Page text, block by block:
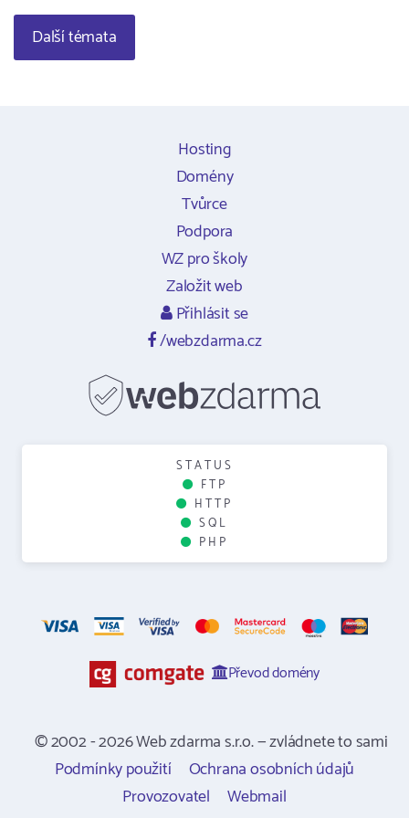
Další témata
Hosting
Domény
Tvůrce
Podpora
WZ pro školy
Založit web
Přihlásit se
/webzdarma.cz
STATUS
FTP
HTTP
SQL
PHP
Převod domény
© 2002 - 2026 Web zdarma s.r.o. — zvládnete to sami
Podmínky použití
Ochrana osobních údajů
Provozovatel
Webmail